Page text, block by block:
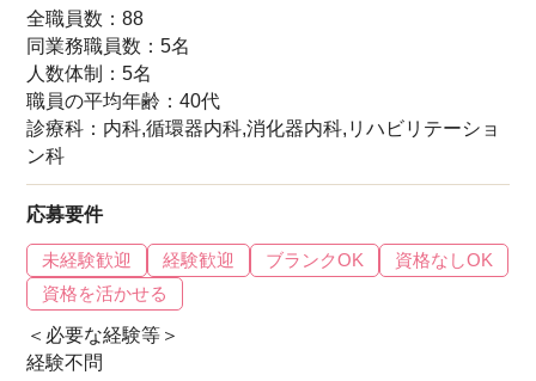
全職員数：88
同業務職員数：5名
人数体制：5名
職員の平均年齢：40代
診療科：内科,循環器内科,消化器内科,リハビリテーショ
ン科
応募要件
未経験歓迎 経験歓迎 ブランクOK
資格なしOK
資格を活かせる
＜必要な経験等＞
経験不問